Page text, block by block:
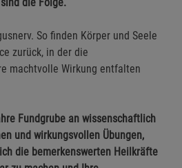
So finden Körper und Seele
zurück, in der die
machtvolle Wirkung entfalten
Fundgrube an wissenschaftlich
und wirkungsvollen Übungen,
die bemerkenswerten Heilkräfte
die Gruppespeichern für die Gruppe
für die Gruppe
(5)
anzeigen